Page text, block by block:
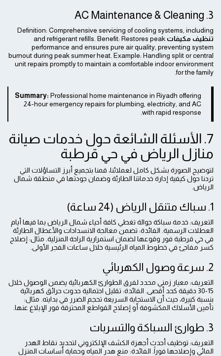
3. AC Maintenance & Cleaning
Definition: Comprehensive servicing of cooling systems, including
تنظيف مكيفات and refrigerant refills. Benefit: Restores peak
performance and ensures pure air quality, preventing system
burnout during peak summer heat. Example: Handling split or central
unit repairs promptly to maintain a comfortable indoor environment
for the family.
Summary: Professional home maintenance in Riyadh offering
24-hour emergency repairs for plumbing, electricity, and AC
with rapid response.
7. الأسئلة الشائعة حول خدمات صيانة
منازل الرياض في حي قرطبة
لتوضيح الصورة بشكل كامل لعملائنا، قمنا بتجميع أبرز التساؤلات التي
تردنا حول كيفية إدارة خدماتنا الطارئة وضمان جودتها في منطقة شمال
الرياض.
1. سباك متنقل الرياض (24 ساعة)
التعريف: خدمة سباكة جوالة تغطي كافة أحياء شمال الرياض بما فيها أيام
العطلات الرسمية. الفائدة: تضمن معالجة الانسدادات والأعطال الطارئة
في حي قرطبة فور وقوعها لضمان استمرارية الراحة المنزلية. مثال: إصلاح
كسر مفاجئ في خطوط المياه الرئيسية خلال ساعات الفجر الأولى.
2. سرعة وصول الكهربائي
التعريف: معيار زمني محدد لفرق الطوارئ الكهربائية يضمن الوصول خلال
15-30 دقيقة كحد أقصى. الفائدة: تقليل احتمالية حدوث حرائق كهربائية
بنسبة كبيرة، حيث أن الاستجابة السريعة تحجم الضرر في بدايته. مثال:
تأمين الأسلاك المكشوفة أو إصلاح القواطع المحترقة فور الإبلاغ عنها.
3. طوارئ السباكة والتسربات
التعريف: توظيف أحدث أجهزة الكشف الإلكتروني لتحديد نقاط الهدر
المائي وإصلاحها فوراً. الفائدة: منع هدر المياه وحماية أساسات المنزل